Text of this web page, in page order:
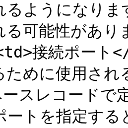
るようになり
る可能性があ
接続ポート</
ために使用さ
ースレコード
ートを指定す